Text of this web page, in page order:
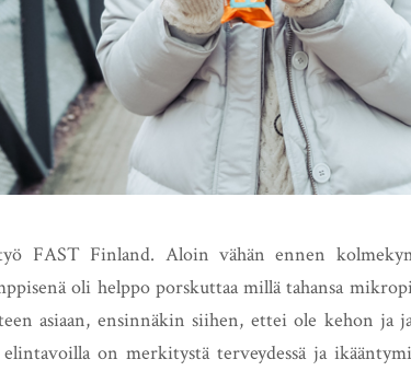
FAST Finland. Aloin vähän ennen
oli helppo porskuttaa millä tahansa
asiaan, ensinnäkin siihen, ettei ole kehon ja
on merkitystä terveydessä ja